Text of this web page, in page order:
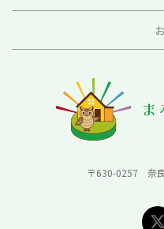
〒630-0257 奈